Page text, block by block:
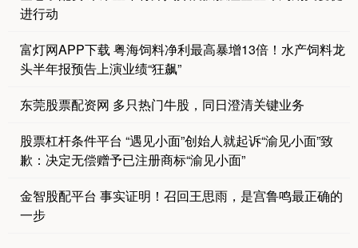
进行动
富灯网APP下载 粤海饲料净利最高暴增13倍！水产饲料龙
头半年报预告上演业绩“狂飙”
东莞股票配资网 多只热门牛股，同日澄清关键业务
股票杠杆条件平台 “遇见小面”创始人就起诉“渝见小面”致
歉：决定无偿赠予已注册商标“渝见小面”
金智股配平台 事实证明！召回王思雨，是宫鲁鸣最正确的
一步